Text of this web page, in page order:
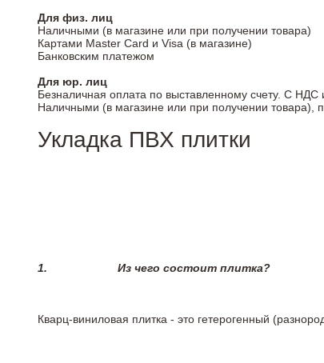
Для физ. лиц
Наличными (в магазине или при получении товара)
Картами Master Card и Visa (в магазине)
Банковским платежом
Для юр. лиц
Безналичная оплата по выставленному счету. С
Наличными (в магазине или при получении товара),
Укладка ПВХ плитки
1. Из чего состоит плитка?
Кварц-виниловая плитка - это гетерогенный